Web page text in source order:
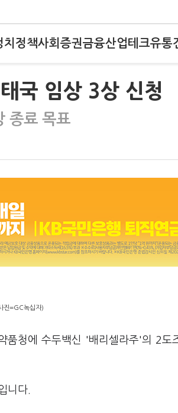
치 정책사회 증권금융산업테크유통
국 임상 3상 신청
종료 목표
진=GC녹십자)
품청에 수두백신 '배리셀라주'의 2도
니다.